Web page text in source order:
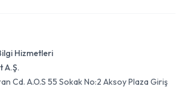
Hizmetleri
A.Ş.
Cd. A.O.S 55 Sokak No:2 Aksoy Plaza Giriş